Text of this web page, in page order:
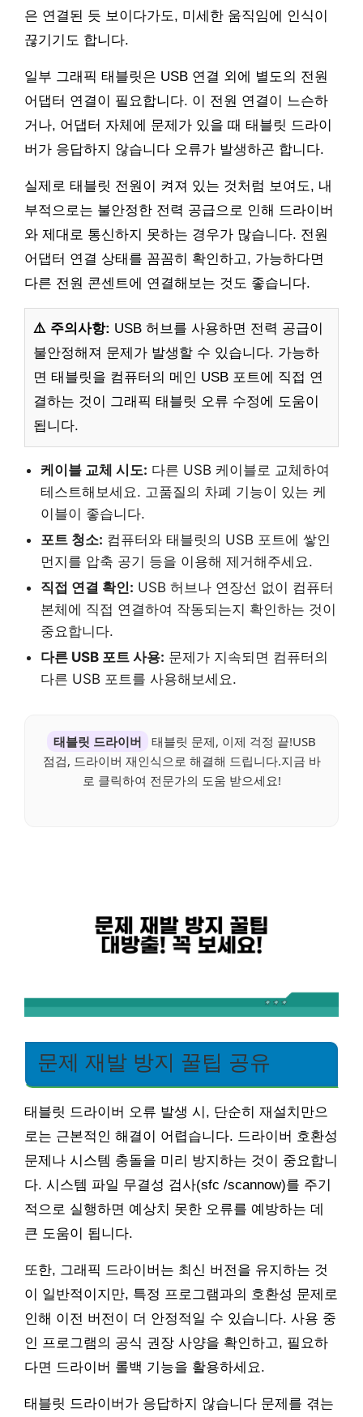
은 연결된 듯 보이다가도, 미세한 움직임에 인식이
끊기기도 합니다.
일부 그래픽 태블릿은 USB 연결 외에 별도의 전원
어댑터 연결이 필요합니다. 이 전원 연결이 느슨하
거나, 어댑터 자체에 문제가 있을 때 태블릿 드라이
버가 응답하지 않습니다 오류가 발생하곤 합니다.
실제로 태블릿 전원이 켜져 있는 것처럼 보여도, 내
부적으로는 불안정한 전력 공급으로 인해 드라이버
와 제대로 통신하지 못하는 경우가 많습니다. 전원
어댑터 연결 상태를 꼼꼼히 확인하고, 가능하다면
다른 전원 콘센트에 연결해보는 것도 좋습니다.
⚠️ 주의사항: USB 허브를 사용하면 전력 공급이
불안정해져 문제가 발생할 수 있습니다. 가능하
면 태블릿을 컴퓨터의 메인 USB 포트에 직접 연
결하는 것이 그래픽 태블릿 오류 수정에 도움이
됩니다.
케이블 교체 시도: 다른 USB 케이블로 교체하여
테스트해보세요. 고품질의 차폐 기능이 있는 케
이블이 좋습니다.
포트 청소: 컴퓨터와 태블릿의 USB 포트에 쌓인
먼지를 압축 공기 등을 이용해 제거해주세요.
직접 연결 확인: USB 허브나 연장선 없이 컴퓨터
본체에 직접 연결하여 작동되는지 확인하는 것이
중요합니다.
다른 USB 포트 사용: 문제가 지속되면 컴퓨터의
다른 USB 포트를 사용해보세요.
태블릿 드라이버
태블릿 문제, 이제 걱정 끝!USB
점검, 드라이버 재인식으로 해결해 드립니다.지금 바
로 클릭하여 전문가의 도움 받으세요!
문제 재발 방지 꿀팁 공유
태블릿 드라이버 오류 발생 시, 단순히 재설치만으
로는 근본적인 해결이 어렵습니다. 드라이버 호환성
문제나 시스템 충돌을 미리 방지하는 것이 중요합니
다. 시스템 파일 무결성 검사(sfc /scannow)를 주기
적으로 실행하면 예상치 못한 오류를 예방하는 데
큰 도움이 됩니다.
또한, 그래픽 드라이버는 최신 버전을 유지하는 것
이 일반적이지만, 특정 프로그램과의 호환성 문제로
인해 이전 버전이 더 안정적일 수 있습니다. 사용 중
인 프로그램의 공식 권장 사양을 확인하고, 필요하
다면 드라이버 롤백 기능을 활용하세요.
태블릿 드라이버가 응답하지 않습니다 문제를 겪는